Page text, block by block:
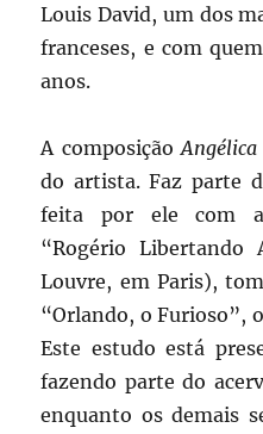
Louis David, um dos
franceses, e com
anos.
A composição
do artista. Faz parte
feita por ele com
“Rogério Libertando
Louvre, em Paris),
“Orlando, o Furioso”,
Este estudo está
fazendo parte do
enquanto os demais